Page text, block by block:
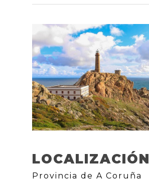
LOCALIZACIÓN
Provincia de A Coruña